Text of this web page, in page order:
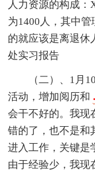
人力资源的构成
为1400人，其中
的就应该是离退休
处实习报告
（二）、1月
活动，增加阅历和
会干不好的。我现
错的了，也不是和
进入工作，关键是
由于经验少，我现